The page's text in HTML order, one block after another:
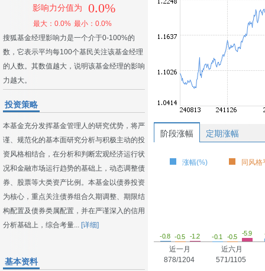
影响力分值为 0.0%
最大：0.0% 最小：0.0%
搜狐基金经理影响力是一个介于0-100%的
数，它表示平均每100个基民关注该基金经理
的人数。其数值越大，说明该基金经理的影响
力越大。
投资策略
本基金充分发挥基金管理人的研究优势，将严
谨、规范化的基本面研究分析与积极主动的投
资风格相结合，在分析和判断宏观经济运行状
况和金融市场运行趋势的基础上，动态调整债
券、股票等大类资产比例。本基金以债券投资
为核心，重点关注债券组合久期调整、期限结
构配置及债券类属配置，并在严谨深入的信用
分析基础上，综合考量... [详细]
基本资料
阶段涨幅 定期涨幅
涨幅(%) 同风格
-0.8 -0.5 -1.2
近一月
878/1204
-0.1 -0.5 -5.9
近六月
571/1105